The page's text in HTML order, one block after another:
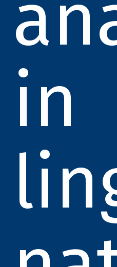
in